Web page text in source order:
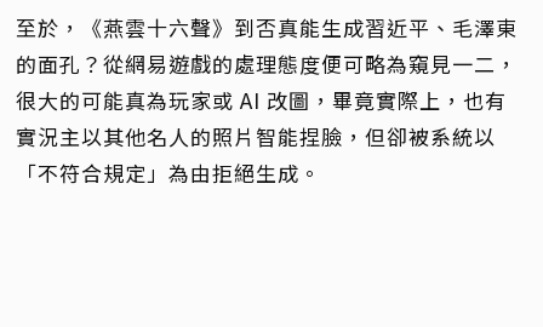
至於，《燕雲十六聲》到否真能生成習近平、毛澤東
的面孔？從網易遊戲的處理態度便可略為窺見一二，
很大的可能真為玩家或 AI 改圖，畢竟實際上，也有
實況主以其他名人的照片智能捏臉，但卻被系統以
「不符合規定」為由拒絕生成。